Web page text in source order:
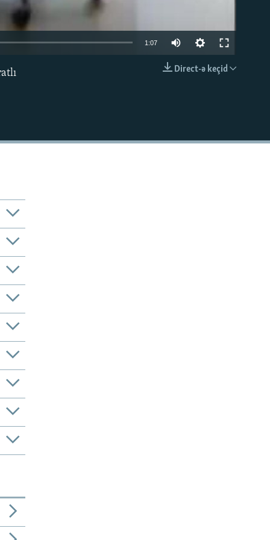
1:07
Direct-ə keçid